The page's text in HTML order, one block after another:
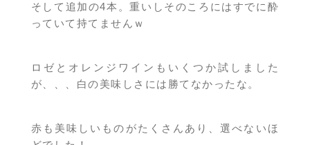
そして追加の4本。重いしそのころにはすでに酔
っていて持てませんｗ
ロゼとオレンジワインもいくつか試しました
が、、、白の美味しさには勝てなかったな。
赤も美味しいものがたくさんあり、選べないほ